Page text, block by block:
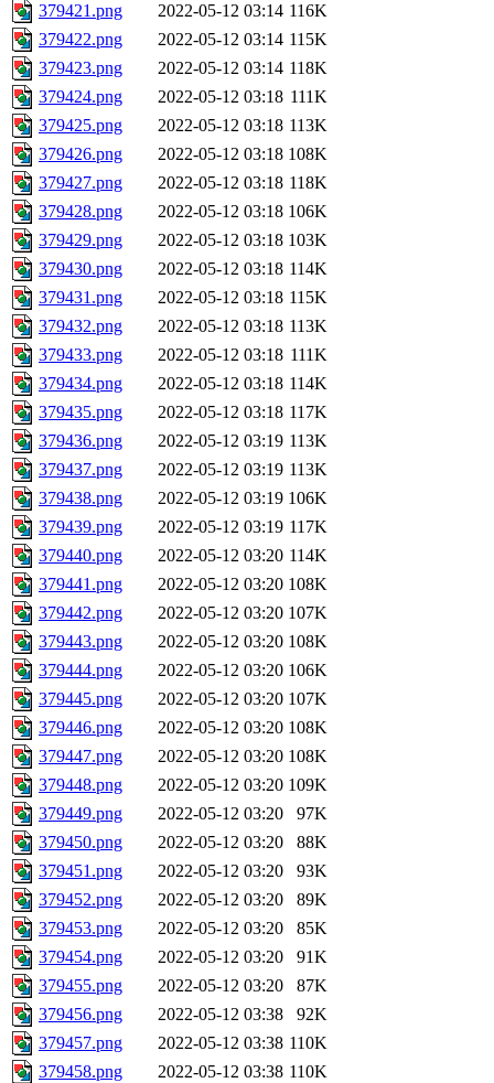
379421.png
2022-05-12 03:14 116K
379422.png
2022-05-12 03:14 115K
379423.png
2022-05-12 03:14 118K
379424.png
2022-05-12 03:18 111K
379425.png
2022-05-12 03:18 113K
379426.png
2022-05-12 03:18 108K
379427.png
2022-05-12 03:18 118K
379428.png
2022-05-12 03:18 106K
379429.png
2022-05-12 03:18 103K
379430.png
2022-05-12 03:18 114K
379431.png
2022-05-12 03:18 115K
379432.png
2022-05-12 03:18 113K
379433.png
2022-05-12 03:18 111K
379434.png
2022-05-12 03:18 114K
379435.png
2022-05-12 03:18 117K
379436.png
2022-05-12 03:19 113K
379437.png
2022-05-12 03:19 113K
379438.png
2022-05-12 03:19 106K
379439.png
2022-05-12 03:19 117K
379440.png
2022-05-12 03:20 114K
379441.png
2022-05-12 03:20 108K
379442.png
2022-05-12 03:20 107K
379443.png
2022-05-12 03:20 108K
379444.png
2022-05-12 03:20 106K
379445.png
2022-05-12 03:20 107K
379446.png
2022-05-12 03:20 108K
379447.png
2022-05-12 03:20 108K
379448.png
2022-05-12 03:20 109K
379449.png
2022-05-12 03:20
97K
379450.png
2022-05-12 03:20
88K
379451.png
2022-05-12 03:20
93K
379452.png
2022-05-12 03:20
89K
379453.png
2022-05-12 03:20
85K
379454.png
2022-05-12 03:20
91K
379455.png
2022-05-12 03:20
87K
379456.png
2022-05-12 03:38
92K
379457.png
2022-05-12 03:38 110K
379458.png
2022-05-12 03:38 110K